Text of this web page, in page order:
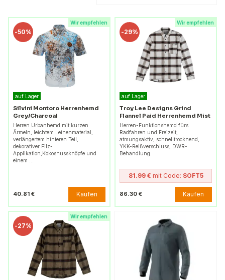
Wir empfehlen
-50%
auf Lager
Silvini Montoro Herrenhemd
Grey/Charcoal
Herren Urbanhemd mit kurzen
Ärmeln, leichtem Leinenmaterial,
verlängertem hinteren Teil,
dekorativer Filz-
Applikation,Kokosnussknöpfe und
einem …
40.81 € Kaufen
Wir empfehlen
-29%
auf Lager
Troy Lee Designs Grind
Flannel Paid Herrenhemd Mist
Herren-Funktionshemd fürs
Radfahren und Freizeit,
atmungsaktiv, schnelltrocknend,
YKK-Reißverschluss, DWR-
Behandlung.
81.99 € mit Code: SOFT5
86.30 € Kaufen
Wir empfehlen
-27%